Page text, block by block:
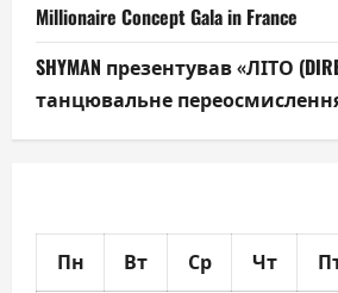
Millionaire Concept Gala in France
SHYMAN презентував «ЛІТО
танцювальне переосмислення
Пн Вт Ср Чт